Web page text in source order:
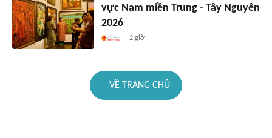
vực Nam miền Trung - Tây Nguyên
2026
2 giờ
VỀ TRANG CHỦ